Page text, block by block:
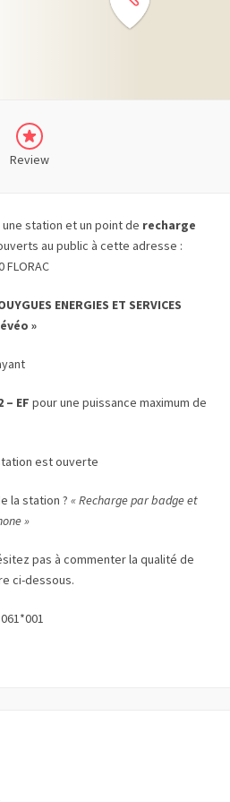
Review
une station et un point de recharge
au public à cette adresse :
FLORAC
ENERGIES ET SERVICES
»
– EF pour une puissance maximum de
est ouverte
la station ? « Recharge par badge et
»
pas à commenter la qualité de
ci-dessous.